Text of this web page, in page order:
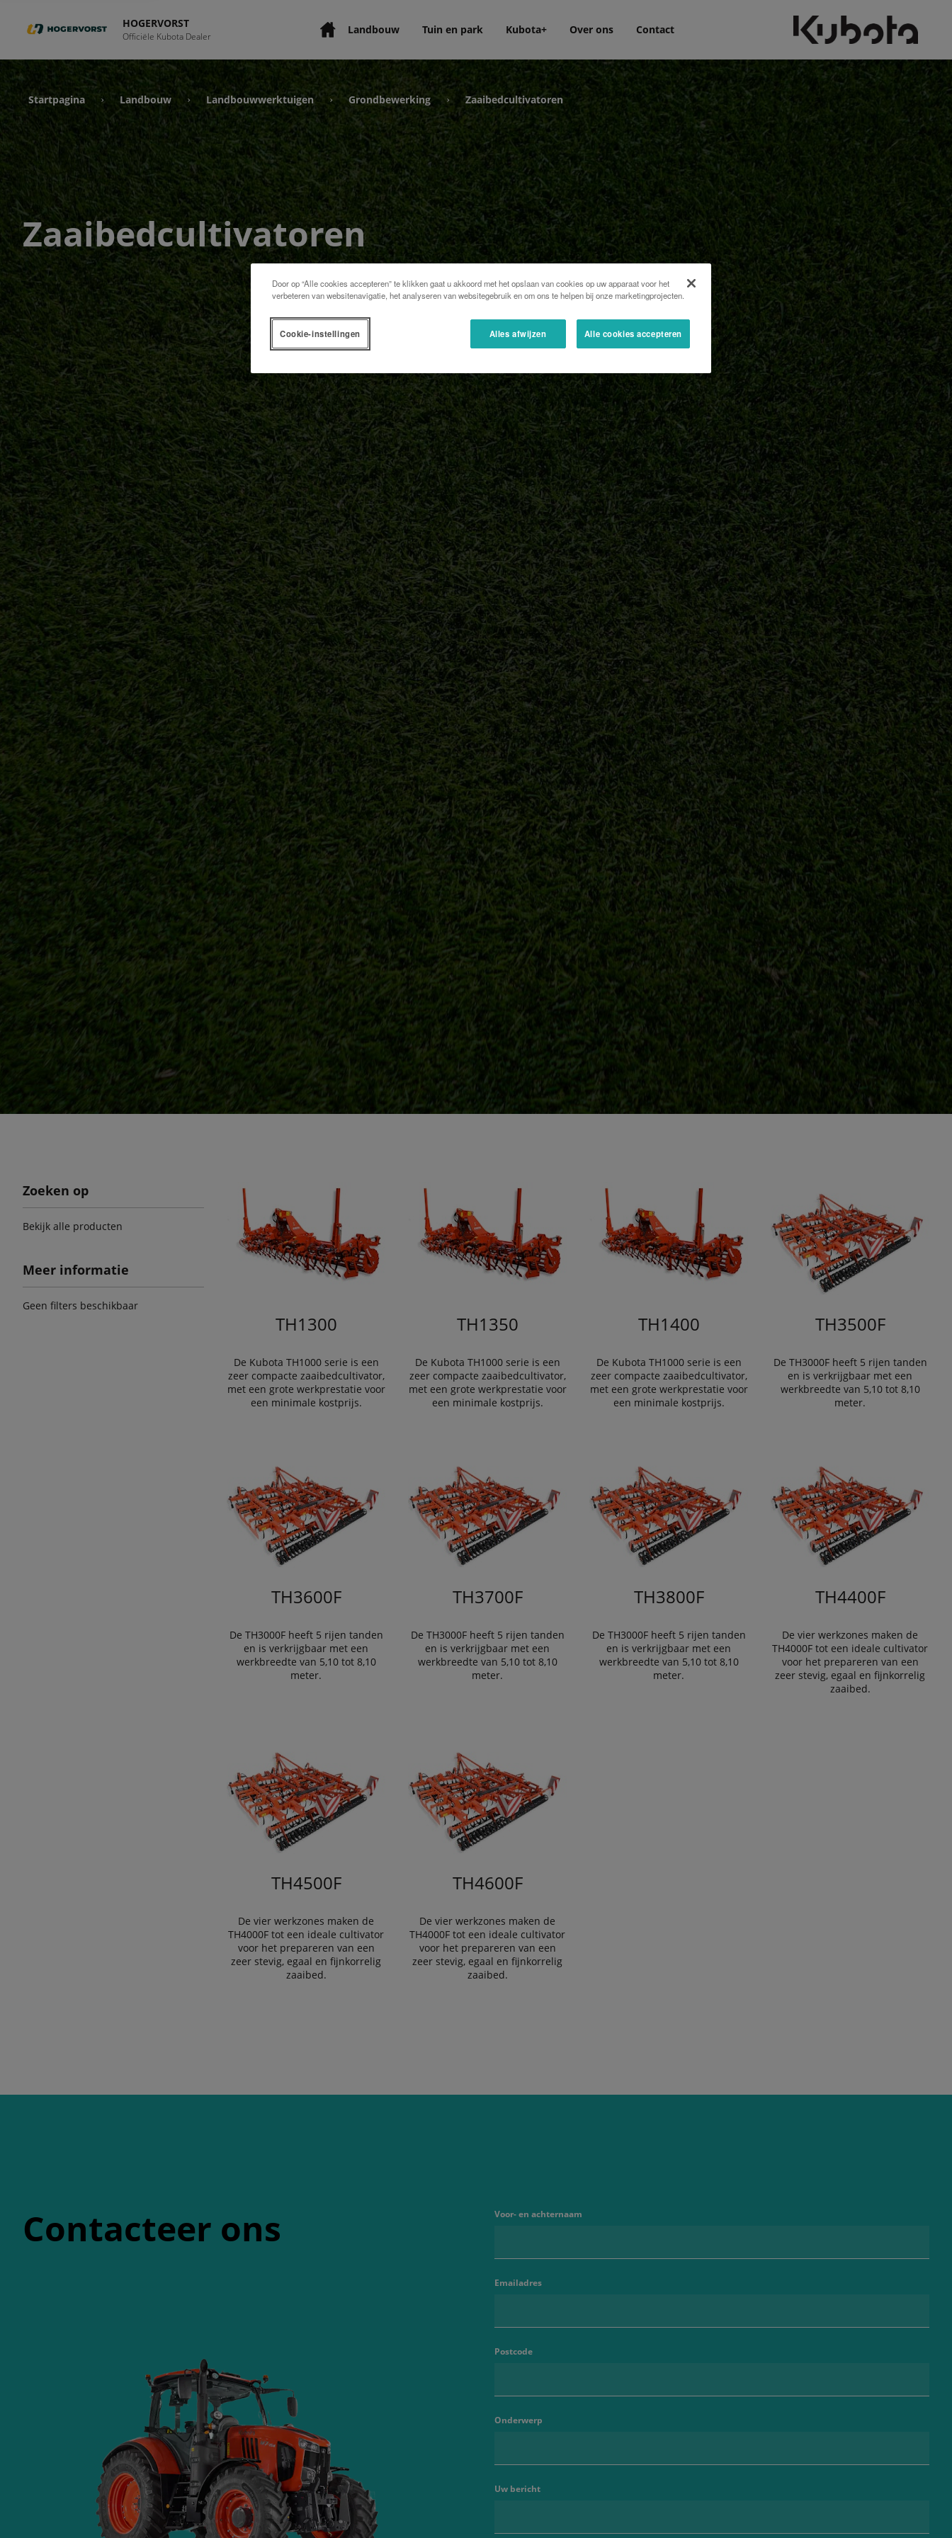
HOGERVORST
Officiële Kubota Dealer Landbouw Tuin en park Kubota+ Over ons Contact
Startpagina › Landbouw › Landbouwwerktuigen › Grondbewerking › Zaaibedcultivatoren
Zaaibedcultivatoren
Zoeken op
Bekijk alle producten
Meer informatie
Geen filters beschikbaar
TH1300
De Kubota TH1000 serie is een
zeer compacte zaaibedcultivator,
met een grote werkprestatie voor
een minimale kostprijs.
TH1350
De Kubota TH1000 serie is een
zeer compacte zaaibedcultivator,
met een grote werkprestatie voor
een minimale kostprijs.
TH1400
De Kubota TH1000 serie is een
zeer compacte zaaibedcultivator,
met een grote werkprestatie voor
een minimale kostprijs.
TH3500F
De TH3000F heeft 5 rijen tanden
en is verkrijgbaar met een
werkbreedte van 5,10 tot 8,10
meter.
TH3600F
De TH3000F heeft 5 rijen tanden
en is verkrijgbaar met een
werkbreedte van 5,10 tot 8,10
meter.
TH3700F
De TH3000F heeft 5 rijen tanden
en is verkrijgbaar met een
werkbreedte van 5,10 tot 8,10
meter.
TH3800F
De TH3000F heeft 5 rijen tanden
en is verkrijgbaar met een
werkbreedte van 5,10 tot 8,10
meter.
TH4400F
De vier werkzones maken de
TH4000F tot een ideale cultivator
voor het prepareren van een
zeer stevig, egaal en fijnkorrelig
zaaibed.
TH4500F
De vier werkzones maken de
TH4000F tot een ideale cultivator
voor het prepareren van een
zeer stevig, egaal en fijnkorrelig
zaaibed.
TH4600F
De vier werkzones maken de
TH4000F tot een ideale cultivator
voor het prepareren van een
zeer stevig, egaal en fijnkorrelig
zaaibed.
Contacteer ons Voor- en achternaam
Emailadres
Postcode
Onderwerp
Uw bericht
Door op “Alle cookies accepteren” te klikken gaat u akkoord met het opslaan van cookies op uw apparaat voor het
verbeteren van websitenavigatie, het analyseren van websitegebruik en om ons te helpen bij onze marketingprojecten.
Alles afwijzen Alle cookies accepteren
Cookie-instellingen